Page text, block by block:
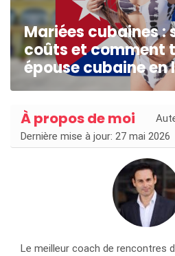
Mariées cubaines
coûts et comment
épouse cubaine en
À propos de moi
Dernière mise à jour: 27 mai 2026
Le meilleur coach de rencontres